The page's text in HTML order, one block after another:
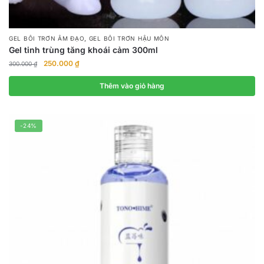
GEL BÔI TRƠN ÂM ĐẠO, GEL BÔI TRƠN HẬU MÔN
Gel tinh trùng tăng khoái cảm 300ml
300.000₫
Giá
gốc
300.000 ₫.
250.000 ₫Giá
hiện
là:
Thêm vào giỏ hàng
-24%